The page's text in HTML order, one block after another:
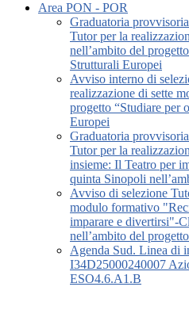
Area PON - POR
Graduatoria
Tutor per la
nell’ambito del
Strutturali Europei
Avviso interno di
realizzazione di sette
progetto “Studiare per
Europei
Graduatoria
Tutor per la
insieme: Il Teatro per
quinta Sinopoli
Avviso di selezione
modulo formativo
imparare e divertirsi"-
nell’ambito del
Agenda Sud. Linea di
I34D25000240007
ESO4.6.A1.B